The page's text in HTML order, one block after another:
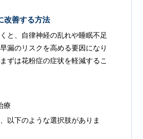
改善する方法
と、自律神経の乱れや睡眠不足
漏のリスクを高める要因になり
ずは花粉症の症状を軽減するこ
療
以下のような選択肢がありま